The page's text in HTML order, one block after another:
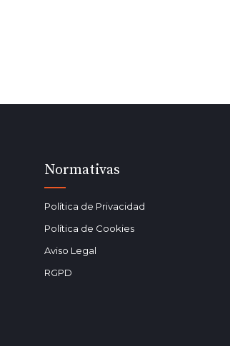
Normativas
Política de Privacidad
Política de Cookies
Aviso Legal
RGPD